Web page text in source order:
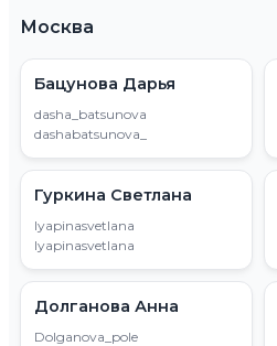
Москва
Бацунова Дарья
dasha_batsunova
dashabatsunova_
Гуркина Светлана
lyapinasvetlana
lyapinasvetlana
Долганова Анна
Dolganova_pole